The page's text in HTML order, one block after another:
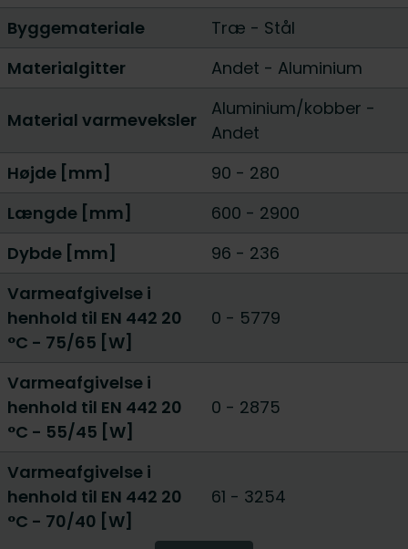
Byggemateriale
Træ - Stål
Materialgitter
Andet - Aluminium
Material varmeveksler
Aluminium/kobber -
Andet
Højde [mm]
90 - 280
Længde [mm]
600 - 2900
Dybde [mm]
96 - 236
Varmeafgivelse i
henhold til EN 442 20
°C - 75/65 [W]
0 - 5779
Varmeafgivelse i
henhold til EN 442 20
°C - 55/45 [W]
0 - 2875
Varmeafgivelse i
henhold til EN 442 20
°C - 70/40 [W]
61 - 3254